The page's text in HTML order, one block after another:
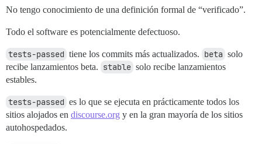
No tengo conocimiento de una definición formal de “verificado”.
Todo el software es potencialmente defectuoso.
tests-passed tiene los commits más actualizados. beta solo
recibe lanzamientos beta. stable solo recibe lanzamientos
estables.
tests-passed es lo que se ejecuta en prácticamente todos los
sitios alojados en discourse.org y en la gran mayoría de los sitios
autohospedados.